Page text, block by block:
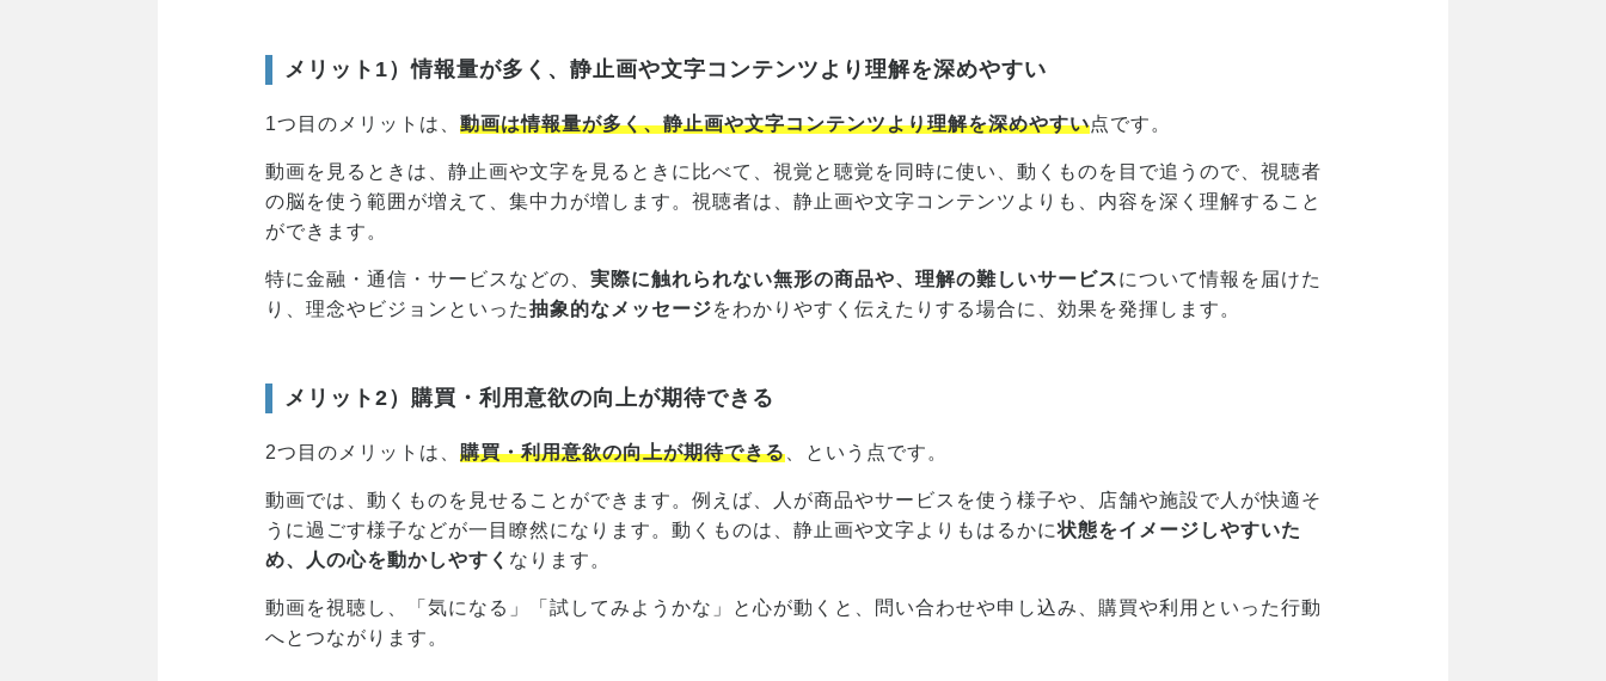
メリット1）情報量が多く、静止画や文字コンテンツより理解を深めやすい
1つ目のメリットは、 動画は情報量が多く、静止画や文字コンテンツより理解を深めやすい点です。
動画を見るときは、静止画や文字を見るときに比べて、視覚と聴覚を同時に使い、動くものを目で追うので、視聴者
の脳を使う範囲が増えて、集中力が増します。視聴者は、静止画や文字コンテンツよりも、内容を深く理解すること
ができます。
特に金融・通信・サービスなどの、 実際に触れられない無形の商品や、理解の難しいサービスについて情報を届けた
り、理念やビジョンといった抽象的なメッセージをわかりやすく伝えたりする場合に、効果を発揮します。
メリット2）購買・利用意欲の向上が期待できる
2つ目のメリットは、 購買・利用意欲の向上が期待できる 、という点です。
動画では、動くものを見せることができます。例えば、人が商品やサービスを使う様子や、店舗や施設で人が快適そ
うに過ごす様子などが一目瞭然になります。動くものは、静止画や文字よりもはるかに状態をイメージしやすいた
め、人の心を動かしやすく なります。
動画を視聴し、「気になる」「試してみようかな」と心が動くと、問い合わせや申し込み、購買や利用といった行動
へとつながります。